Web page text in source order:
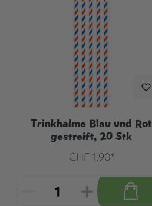
Trinkhalme Blau und Rot
gestreift, 20 Stk
CHF 1.90*